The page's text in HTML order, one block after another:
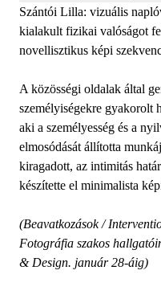
Szántói Lilla: vizuális
kialakult fizikai valóságot
novellisztikus képi
A közösségi oldalak által
személyiségekre gyakorolt
aki a személyesség és a
elmosódását állította
kiragadott, az intimitás
készítette el minimalista
(Beavatkozások /
Fotográfia szakos
& Design. január 28-áig)